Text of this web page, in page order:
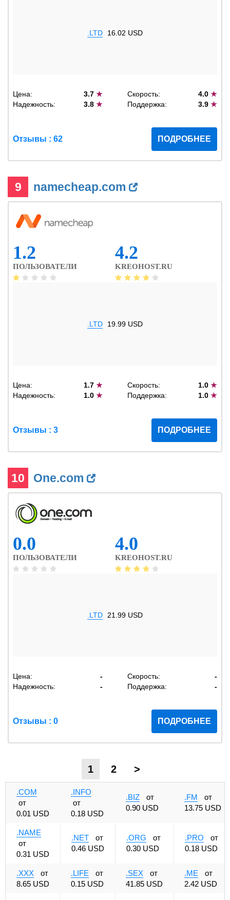
.LTD 16.02 USD
Цена: 3.7★ Скорость: 4.0 ★
Надежность:
3.8★ Поддержка: 3.9 ★
Отзывы : 62 ПОДРОБНЕЕ
9 namecheap.com
1.2
ПОЛЬЗОВАТЕЛИ
4.2
KREOHOST.RU
.LTD 19.99 USD
Цена: 1.7★ Скорость: 1.0 ★
Надежность:
1.0★ Поддержка: 1.0 ★
Отзывы : 3 ПОДРОБНЕЕ
10 One.com
0.0
ПОЛЬЗОВАТЕЛИ
4.0
KREOHOST.RU
.LTD 21.99 USD
Цена: - Скорость:
-
Надежность:
- Поддержка: -
Отзывы : 0 ПОДРОБНЕЕ
1 2 >
.COM
от
0.01 USD
.INFO
от
0.18 USD
.BIZ
от
0.90 USD
.FM
от
13.75 USD
.NAME
от
0.31 USD
.NET
от
0.46 USD
.ORG
от
0.30 USD
.PRO
от
0.18 USD
.XXX
от
8.65 USD
.LIFE
от
0.15 USD
.SEX
от
41.85 USD
.ME
от
2.42 USD